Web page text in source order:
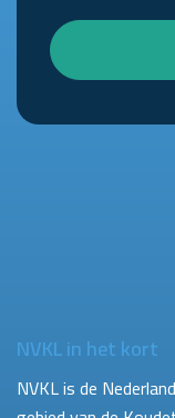
NVKL in het kort
NVKL is de